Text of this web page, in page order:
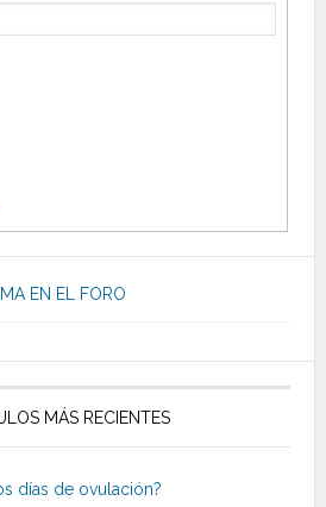
EN EL FORO
MÁS RECIENTES
días de ovulación?